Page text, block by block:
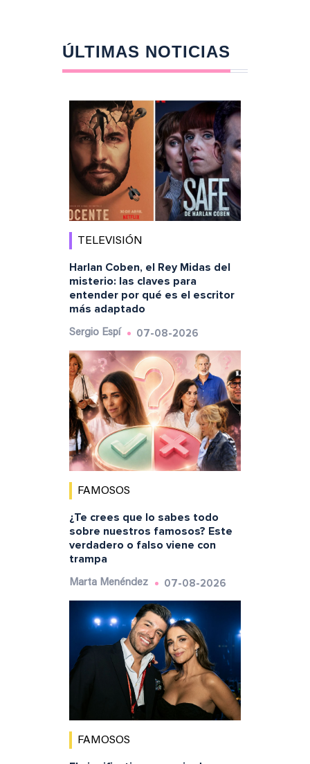
ÚLTIMAS NOTICIAS
TELEVISIÓN
Harlan Coben, el Rey Midas del
misterio: las claves para
entender por qué es el escritor
más adaptado
Sergio Espí 07-08-2026
FAMOSOS
¿Te crees que lo sabes todo
sobre nuestros famosos? Este
verdadero o falso viene con
trampa
Marta Menéndez 07-08-2026
FAMOSOS